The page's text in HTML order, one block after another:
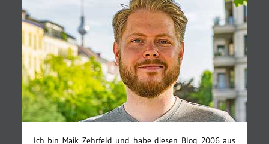
Ich bin Maik Zehrfeld und habe diesen Blog 2006 aus